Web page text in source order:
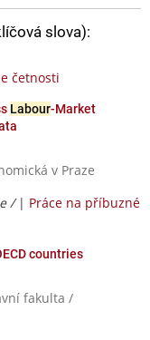
slova):
četnosti
Labour-Market
v Praze
/ | Práce na příbuzné
countries
fakulta /